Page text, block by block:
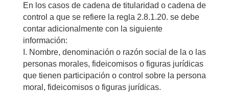
En los casos de cadena de titularidad o cadena de
control a que se refiere la regla 2.8.1.20. se debe
contar adicionalmente con la siguiente
información:
I. Nombre, denominación o razón social de la o las
personas morales, fideicomisos o figuras jurídicas
que tienen participación o control sobre la persona
moral, fideicomisos o figuras jurídicas.